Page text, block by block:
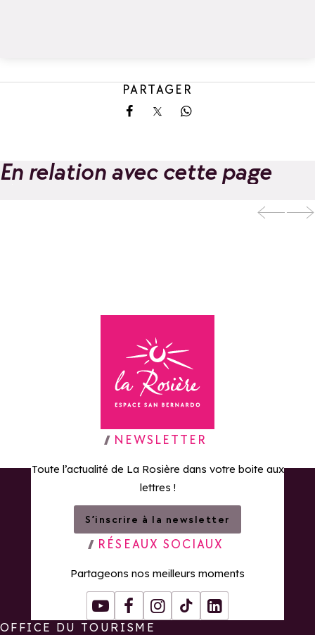
PARTAGER
Partager sur Facebook
Partager sur X
Partager sur
En relation avec cette page
Retour à la page d'accueil
NEWSLETTER
Toute l’actualité de La Rosière dans votre boite aux
lettres !
S’inscrire à la newsletter
RÉSEAUX SOCIAUX
Partageons nos meilleurs moments
YoutubeFacebookInstagram
Tiktok LinkedIn
OFFICE DU TOURISME